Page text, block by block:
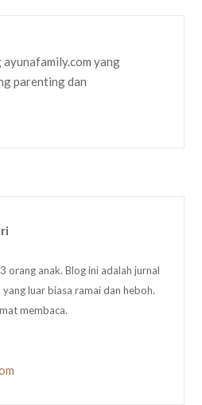
orang anak. Blog ini adalah jurnal
luar biasa ramai dan heboh.
membaca.